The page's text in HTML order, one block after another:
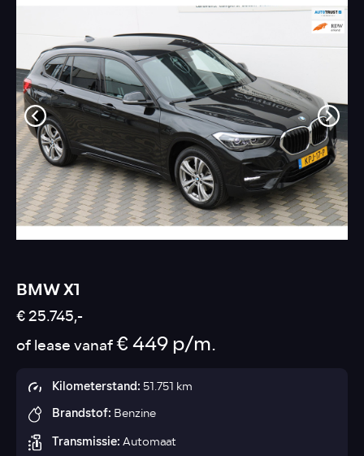
BMW X1
€ 25.745,-
of lease vanaf€ 449 p/m.
Kilometerstand:51.751 km
Brandstof: Benzine
Transmissie:Automaat